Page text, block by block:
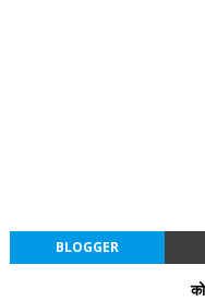
BLOGGER